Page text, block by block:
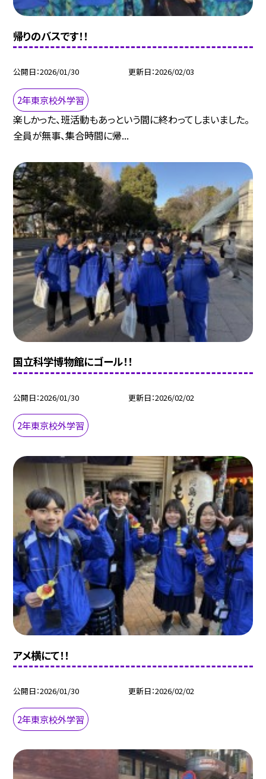
帰りのバスです！！
公開日 2026/01/30 更新日 2026/02/03
2年東京校外学習
楽しかった、班活動もあっという間に終わってしまいました。
全員が無事、集合時間に帰...
国立科学博物館にゴール！！
公開日 2026/01/30 更新日 2026/02/02
2年東京校外学習
アメ横にて！！
公開日 2026/01/30 更新日 2026/02/02
2年東京校外学習